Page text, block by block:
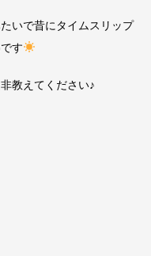
いで昔にタイムスリップ
す
教えてください♪